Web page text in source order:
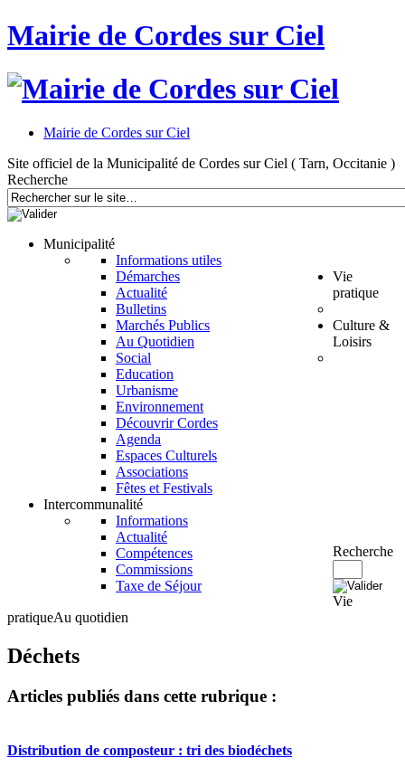
Mairie de Cordes sur Ciel
Mairie de Cordes sur Ciel
Site officiel de la Municipalité de Cordes sur Ciel ( Tarn, Occitanie )
Recherche
Municipalité
Informations utiles
Démarches
Actualité
Bulletins
Marchés Publics
Vie
pratique
Au Quotidien
Social
Education
Urbanisme
Environnement
Culture &
Loisirs
Découvrir Cordes
Agenda
Espaces Culturels
Associations
Fêtes et Festivals
Intercommunalité
Informations
Actualité
Compétences
Commissions
Taxe de Séjour
Recherche
Vie
pratiqueAu quotidien
Déchets
Articles publiés dans cette rubrique :
Distribution de composteur : tri des biodéchets